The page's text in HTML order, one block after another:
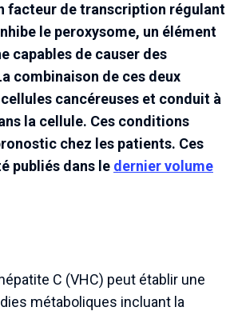
facteur de transcription régulant
le peroxysome, un élément
capables de causer des
combinaison de ces deux
cancéreuses et conduit à
la cellule. Ces conditions
chez les patients. Ces
publiés dans le dernier volume
C (VHC) peut établir une
métaboliques incluant la